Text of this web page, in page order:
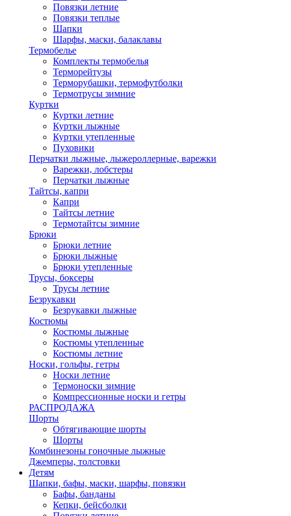
Повязки летние
Повязки теплые
Шапки
Шарфы, маски, балаклавы
Термобелье
Комплекты термобелья
Терморейтузы
Терморубашки, термофутболки
Термотрусы зимние
Куртки
Куртки летние
Куртки лыжные
Куртки утепленные
Пуховики
Перчатки лыжные, лыжероллерные, варежки
Варежки, лобстеры
Перчатки лыжные
Тайтсы, капри
Капри
Тайтсы летние
Термотайтсы зимние
Брюки
Брюки летние
Брюки лыжные
Брюки утепленные
Трусы, боксеры
Трусы летние
Безрукавки
Безрукавки лыжные
Костюмы
Костюмы лыжные
Костюмы утепленные
Костюмы летние
Носки, гольфы, гетры
Носки летние
Термоноски зимние
Компрессионные носки и гетры
РАСПРОДАЖА
Шорты
Обтягивающие шорты
Шорты
Комбинезоны гоночные лыжные
Джемперы, толстовки
Детям
Шапки, бафы, маски, шарфы, повязки
Бафы, банданы
Кепки, бейсболки